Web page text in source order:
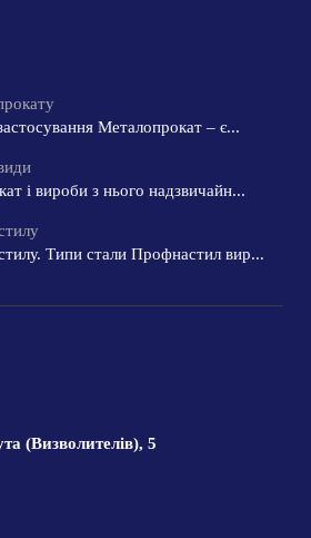
Металопрокат – є...
і вироби з нього надзвичайн...
Типи стали Профнастил вир...
(Визволителів), 5